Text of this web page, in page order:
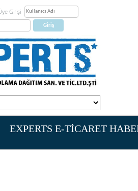
Girişi
EXPERTS E-TİCARET